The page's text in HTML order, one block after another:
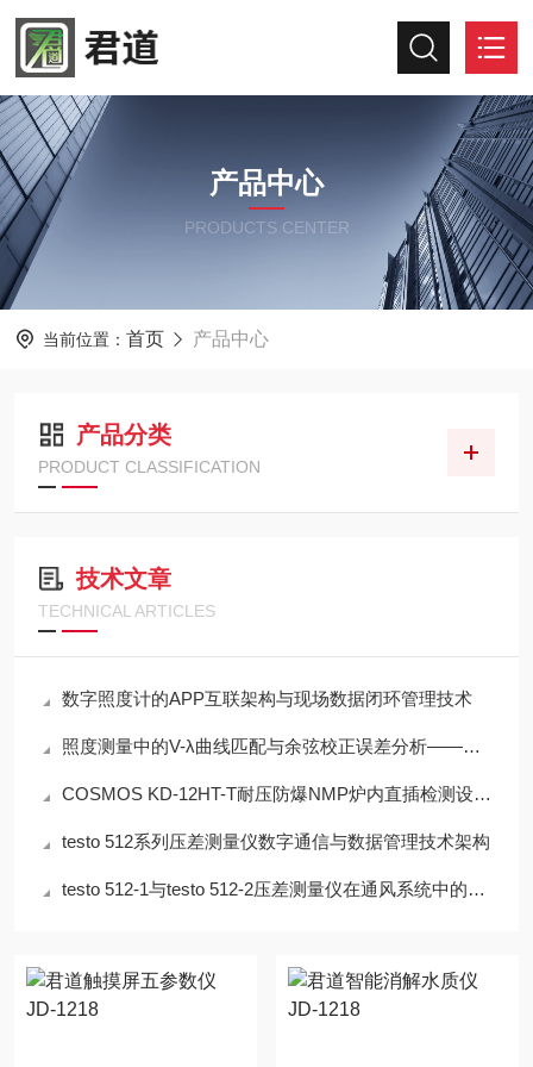
产品中心
PRODUCTS CENTER
当前位置： 首页 产品中心
产品分类
PRODUCT CLASSIFICATION
技术文章
TECHNICAL ARTICLES
数字照度计的APP互联架构与现场数据闭环管理技术
照度测量中的V-λ曲线匹配与余弦校正误差分析——以硅光电二极管照度计为例
COSMOS KD-12HT-T耐压防爆NMP炉内直插检测设备工程设计指南
testo 512系列压差测量仪数字通信与数据管理技术架构
testo 512-1与testo 512-2压差测量仪在通风系统中的应用技术分析